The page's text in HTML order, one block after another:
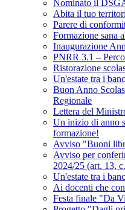
Nominato il
Abita il tuo
Parere di
Formazione sana
Inaugurazione
PNRR 3.1 –
Ristorazione
Un'estate tra i
Buon Anno
Regionale
Lettera del
Un inizio di anno
formazione!
Avviso "Buoni
Avviso per
2024/25 (art. 13,
Un'estate tra i
Ai docenti che
Festa finale "Da